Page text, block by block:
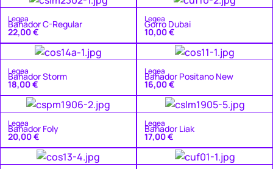
Legea
Bañador C-Regular
22,00€
Legea
Gorro Dubai
10,00€
Legea
Bañador Storm
18,00€
Legea
Bañador Positano New
16,00€
Legea
Bañador Foly
20,00€
Legea
Bañador Liak
17,00€